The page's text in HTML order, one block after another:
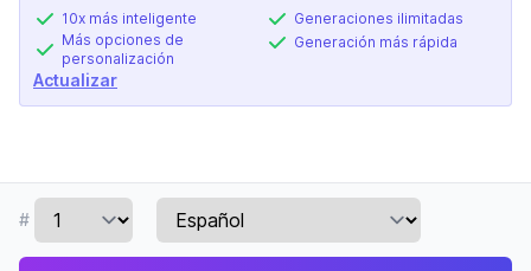
10x más inteligente
Más opciones de
personalización
Generaciones ilimitadas
Generación más rápida
Actualizar
#